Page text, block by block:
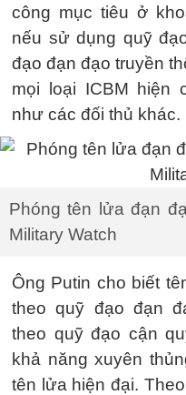
công mục tiêu ở
nếu sử dụng quỹ
đạo đạn đạo truyền
mọi loại ICBM hiện
như các đối thủ khác.
Phóng tên lửa đạn
Military Watch
Ông Putin cho biết
theo quỹ đạo đạn
theo quỹ đạo cận
khả năng xuyên
tên lửa hiện đại.